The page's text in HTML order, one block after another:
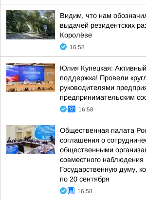
Видим, что нам
выдачей резидентских
Королёве
16:58
Юлия Купецкая:
поддержка! Провели
руководителями
предпринимательским
16:58
Общественная палата
соглашения о
общественными
совместного
Государственную думу,
по 20 сентября
16:58